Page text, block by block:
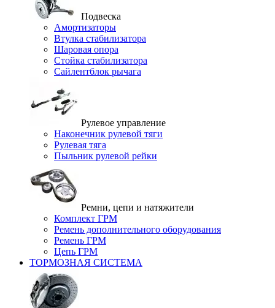
Подвеска
Амортизаторы
Втулка стабилизатора
Шаровая опора
Стойка стабилизатора
Сайлентблок рычага
Рулевое управление
Наконечник рулевой тяги
Рулевая тяга
Пыльник рулевой рейки
Ремни, цепи и натяжители
Комплект ГРМ
Ремень дополнительного оборудования
Ремень ГРМ
Цепь ГРМ
ТОРМОЗНАЯ СИСТЕМА